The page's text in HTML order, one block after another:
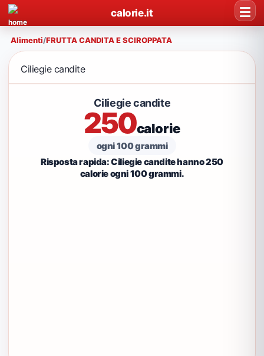
calorie.it
Alimenti/FRUTTA CANDITA E SCIROPPATA
Ciliegie candite
Ciliegie candite
250calorie
ogni 100 grammi
Risposta rapida: Ciliegie candite hanno 250
calorie ogni 100 grammi.